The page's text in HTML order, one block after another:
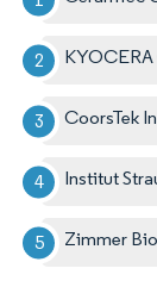
CoorsTek
Institut
Zimmer